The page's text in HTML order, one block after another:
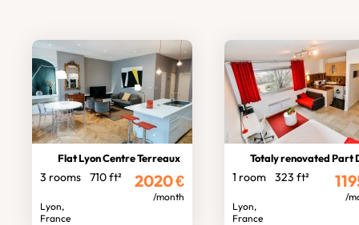
Flat Lyon Centre Terreaux
3 rooms 710 ft²
Lyon,
France
2020€
/month
Totaly renovated Part Dieu
1 room 323 ft²
Lyon,
France
/